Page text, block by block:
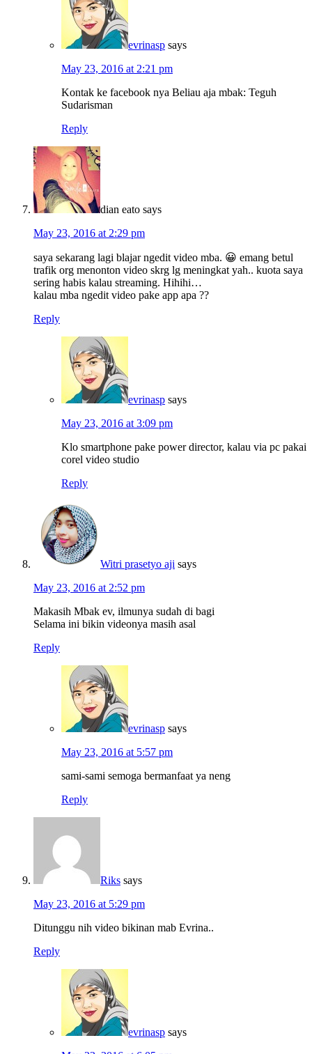
evrinasp says
May 23, 2016 at 2:21 pm
Kontak ke facebook nya Beliau aja mbak: Teguh
Sudarisman
Reply
dian eato says
May 23, 2016 at 2:29 pm
saya sekarang lagi blajar ngedit video mba. 😀 emang betul
trafik org menonton video skrg lg meningkat yah.. kuota saya
sering habis kalau streaming. Hihihi…
kalau mba ngedit video pake app apa ??
Reply
evrinasp says
May 23, 2016 at 3:09 pm
Klo smartphone pake power director, kalau via pc pakai
corel video studio
Reply
Witri prasetyo aji says
May 23, 2016 at 2:52 pm
Makasih Mbak ev, ilmunya sudah di bagi
Selama ini bikin videonya masih asal
Reply
evrinasp says
May 23, 2016 at 5:57 pm
sami-sami semoga bermanfaat ya neng
Reply
Riks says
May 23, 2016 at 5:29 pm
Ditunggu nih video bikinan mab Evrina..
Reply
evrinasp says